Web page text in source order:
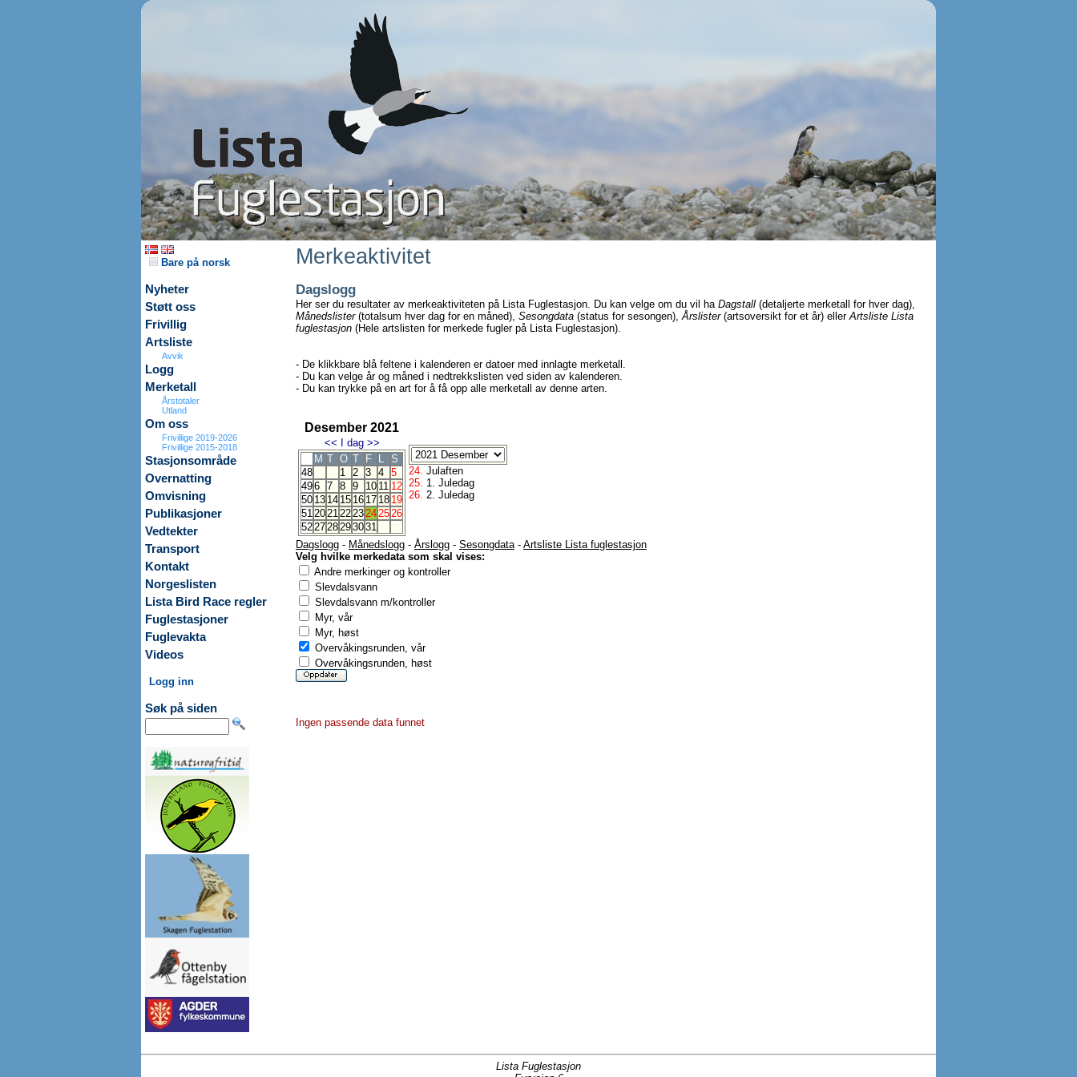
Bare på norsk
Nyheter
Støtt oss
Frivillig
Artsliste
Avvik
Logg
Merketall
Årstotaler
Utland
Om oss
Frivillige 2019-2026
Frivillige 2015-2018
Stasjonsområde
Overnatting
Omvisning
Publikasjoner
Vedtekter
Transport
Kontakt
Norgeslisten
Lista Bird Race regler
Fuglestasjoner
Fuglevakta
Videos
Logg inn
Søk på siden
Merkeaktivitet
Dagslogg
Her ser du resultater av merkeaktiviteten på Lista Fuglestasjon. Du kan velge om du vil ha Dagstall (detaljerte merketall for hver dag),
Månedslister(totalsum hver dag for en måned), Sesongdata (status for sesongen),Årslister(artsoversikt for et år) ellerArtsliste Lista
fuglestasjon (Hele artslisten for merkede fugler på Lista Fuglestasjon).
- De klikkbare blå feltene i kalenderen er datoer med innlagte merketall.
- Du kan velge år og måned i nedtrekkslisten ved siden av kalenderen.
- Du kan trykke på en art for å få opp alle merketall av denne arten.
Desember 2021
<< I dag >>
M T O T F L
S
48
1 2 3 4 5
496 7 8 9 10 11 12
50 13 14 15 16 17 18 19
5120212223242526
522728293031
24. Julaften
25. 1. Juledag
26. 2. Juledag
Dagslogg - Månedslogg - Årslogg - Sesongdata- Artsliste Lista fuglestasjon
Velg hvilke merkedata som skal vises:
Andre merkinger og kontroller
Slevdalsvann
Slevdalsvann m/kontroller
Myr, vår
Myr, høst
Overvåkingsrunden, vår
Overvåkingsrunden, høst
Ingen passende data funnet
Lista Fuglestasjon